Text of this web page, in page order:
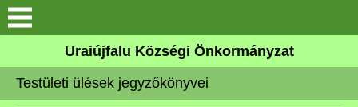
Köszöntő
Elérhetőségek
Uraiújfalu Községi Önkormányzat
Testületi ülések jegyzőkönyvei